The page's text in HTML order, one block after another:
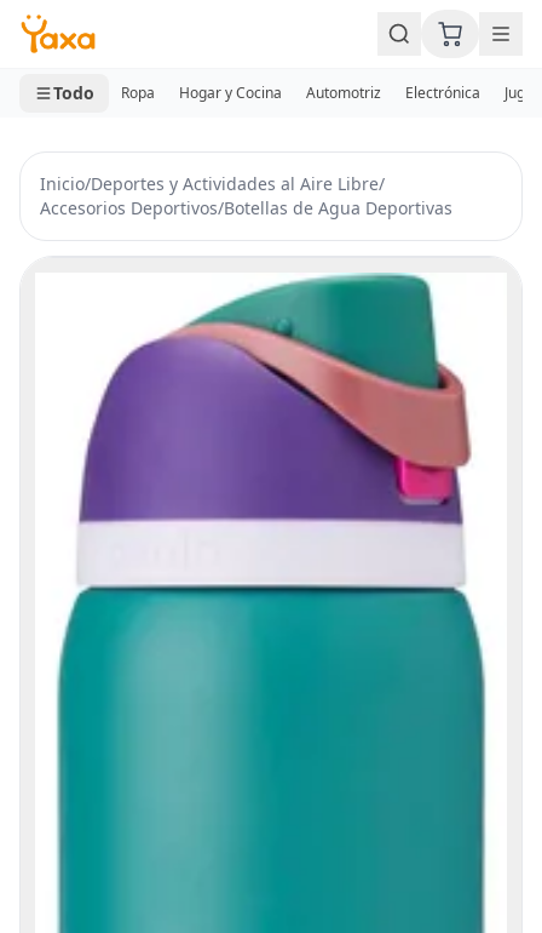
MINI CARRITO
0 productos
Todo Ropa Hogar y Cocina Automotriz Electrónica
Inicio/Deportes y Actividades al Aire Libre/
Accesorios Deportivos/Botellas de Agua Deportivas